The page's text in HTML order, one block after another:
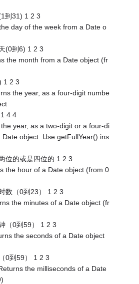
到31) 1 2 3
day of the week from a Date o
(0到6) 1 2 3
the month from a Date object (fr
1 2 3
the year, as a four-digit numbe
4 4
year, as a two-digit or a four-di
object. Use getFullYear() ins
位的或是四位的 1 2 3
the hour of a Date object (from 0
数（0到23） 1 2 3
the minutes of a Date object (fr
（0到59） 1 2 3
the seconds of a Date object
0到59） 1 2 3
the milliseconds of a Date